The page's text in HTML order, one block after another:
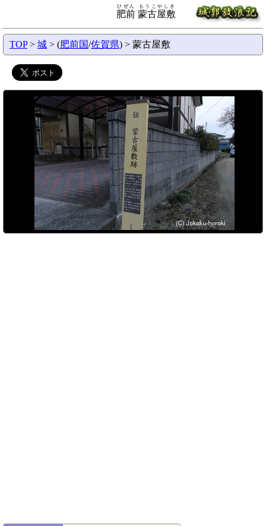
肥前 蒙古屋敷
ひぜん もうこやしき
TOP> 城 > (肥前国/佐賀県) > 蒙古屋敷